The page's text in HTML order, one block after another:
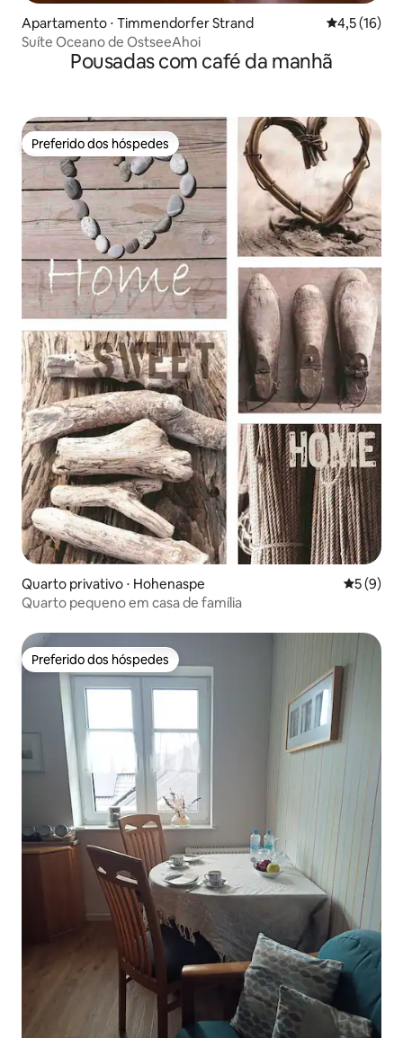
Apartamento ⋅ Timmendorfer Strand 4,5 de uma
4,5 (16)
Suíte Oceano de OstseeAhoi
Pousadas com café da manhã
Preferido dos hóspedes
Preferido dos hóspedes
Quarto privativo ⋅ Hohenaspe 5 de
5 (9)
Quarto pequeno em casa de família
Preferido dos hóspedes
Preferido dos hóspedes